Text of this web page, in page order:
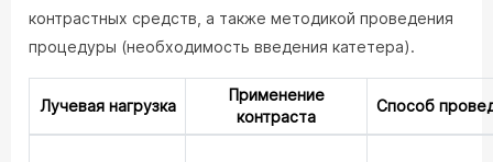
контрастных средств, а также методикой проведения
процедуры (необходимость введения катетера).
Лучевая нагрузка
Применение
контраста
Способ